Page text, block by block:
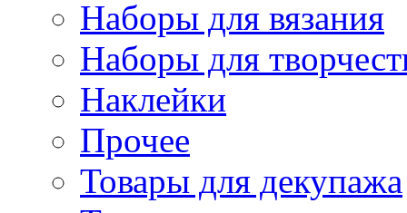
Наборы для вязания
Наборы для
Наклейки
Прочее
Товары для декупажа